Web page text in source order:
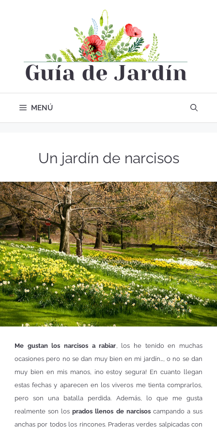
MENÚ
Un jardín de narcisos
Me gustan los narcisos a rabiar, los he tenido en muchas
ocasiones pero no se dan muy bien en mi jardín…, o no se dan
muy bien en mis manos, ¡no estoy segura! En cuanto llegan
estas fechas y aparecen en los viveros me tienta comprarlos,
pero son una batalla perdida. Además, lo que me gusta
realmente son los prados llenos de narcisos campando a sus
anchas por todos los rincones. Praderas verdes salpicadas con